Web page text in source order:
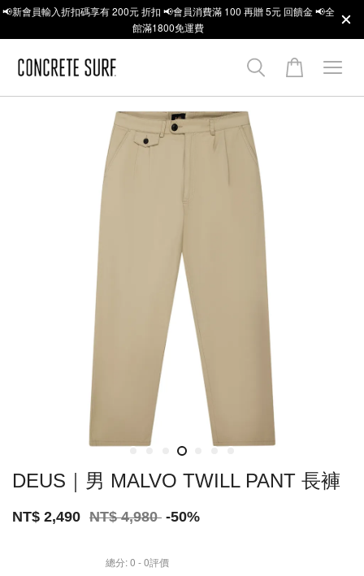
📢新會員輸入折扣碼享有 200元 折扣 📢會員消費滿 100 再贈 5元 回饋金 📢全
館滿1800免運費
DEUS｜男 MALVO TWILL PANT 長褲
NT$ 2,490 NT$ 4,980 -50%
總分:0 -0評價